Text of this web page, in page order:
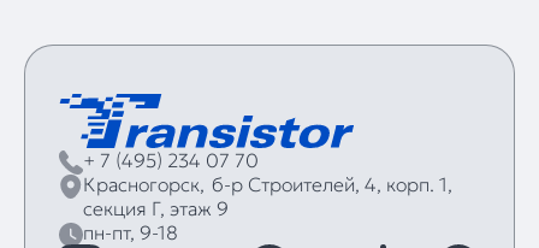
+ 7 (495) 234 07 70
Красногорск, б‑р Строителей, 4, корп. 1,
секция Г, этаж 9
пн-пт, 9-18